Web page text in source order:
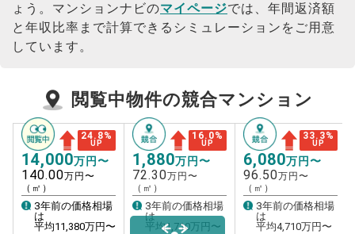
ょう。 マンションナビのマイページでは、年間返済額
と年収比率まで計算できるシミュレーションをご用意
しています。
閲覧中物件の競合マンション
24.8%
UP
14,000万円〜
140.00万円〜
（㎡）
3年前の価格相場
は
平均11,380万円〜
16.0%
UP
1,880万円〜
72.30万円〜
（㎡）
3年前の価格相場
は
平均1,710万円〜
33.3%
UP
6,080万円〜
96.50万円〜
（㎡）
3年前の価格相場
は
平均4,710万円〜